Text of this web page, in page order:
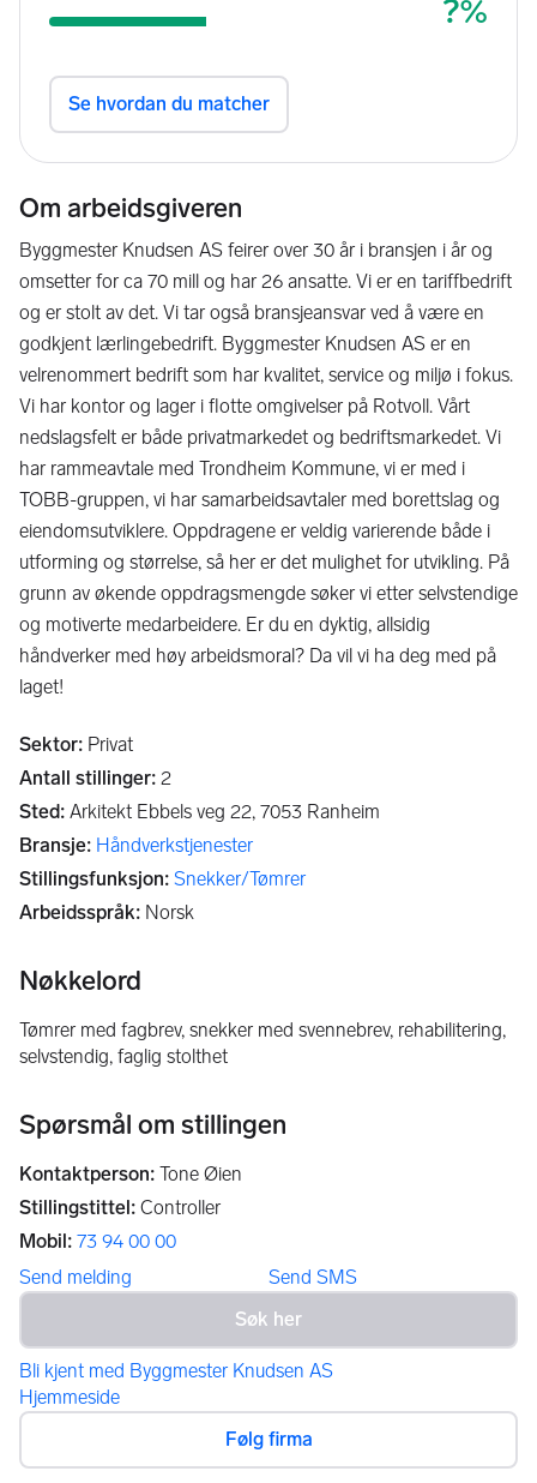
Om arbeidsgiveren
Byggmester Knudsen AS feirer over 30 år i bransjen i år og
omsetter for ca 70 mill og har 26 ansatte. Vi er en tariffbedrift
og er stolt av det. Vi tar også bransjeansvar ved å være en
godkjent lærlingebedrift. Byggmester Knudsen AS er en
velrenommert bedrift som har kvalitet, service og miljø i fokus.
Vi har kontor og lager i flotte omgivelser på Rotvoll. Vårt
nedslagsfelt er både privatmarkedet og bedriftsmarkedet. Vi
har rammeavtale med Trondheim Kommune, vi er med i
TOBB-gruppen, vi har samarbeidsavtaler med borettslag og
eiendomsutviklere. Oppdragene er veldig varierende både i
utforming og størrelse, så her er det mulighet for utvikling. På
grunn av økende oppdragsmengde søker vi etter selvstendige
og motiverte medarbeidere. Er du en dyktig, allsidig
håndverker med høy arbeidsmoral? Da vil vi ha deg med på
laget!
Sektor: Privat
Antall stillinger: 2
Sted: Arkitekt Ebbels veg 22, 7053 Ranheim
Bransje: Håndverkstjenester
Stillingsfunksjon: Snekker/Tømrer
Arbeidsspråk: Norsk
Nøkkelord
tømrer med fagbrev, snekker med svennebrev, rehabilitering,
selvstendig, faglig stolthet
Spørsmål om stillingen
Kontaktperson: Tone Øien
Stillingstittel: Controller
Mobil: 73 94 00 00
Send melding
Send SMS
Bli kjent med Byggmester Knudsen AS
Hjemmeside
Følg firma